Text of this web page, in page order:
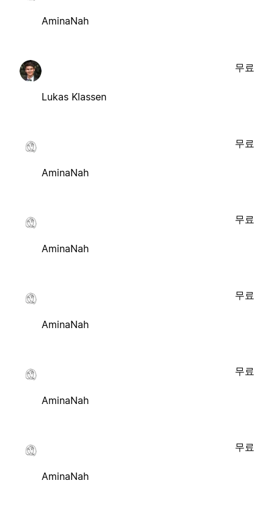
AminaNah
Lukas Klassen
무료
AminaNah
무료
AminaNah
무료
AminaNah
무료
AminaNah
무료
AminaNah
무료